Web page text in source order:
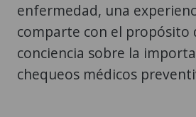
enfermedad, una
comparte con el propósito
conciencia sobre la
chequeos médicos